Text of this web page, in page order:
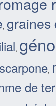
, graines
,
,
de